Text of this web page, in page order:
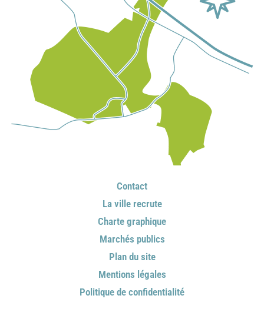
Contact
La ville recrute
Charte graphique
Marchés publics
Plan du site
Mentions légales
Politique de confidentialité